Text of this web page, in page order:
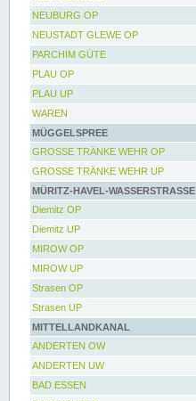
NEUBURG OP
NEUSTADT GLEWE OP
PARCHIM GÜTE
PLAU OP
PLAU UP
WAREN
MÜGGELSPREE
GROSSE TRÄNKE WEHR OP
GROSSE TRÄNKE WEHR UP
MÜRITZ-HAVEL-WASSERSTRASSE
Diemitz OP
Diemitz UP
MIROW OP
MIROW UP
Strasen OP
Strasen UP
MITTELLANDKANAL
ANDERTEN OW
ANDERTEN UW
BAD ESSEN